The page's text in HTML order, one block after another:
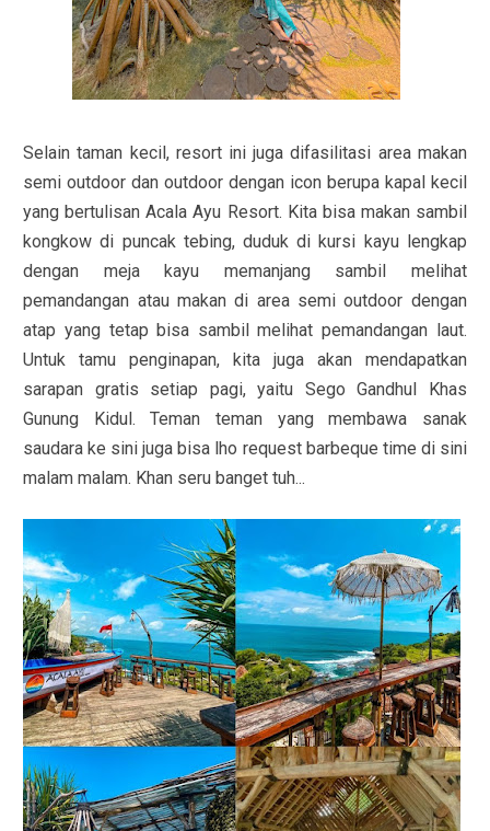
Selain taman kecil, resort ini juga difasilitasi area makan
semi outdoor dan outdoor dengan icon berupa kapal kecil
yang bertulisan Acala Ayu Resort. Kita bisa makan sambil
kongkow di puncak tebing, duduk di kursi kayu lengkap
dengan meja kayu memanjang sambil melihat
pemandangan atau makan di area semi outdoor dengan
atap yang tetap bisa sambil melihat pemandangan laut.
Untuk tamu penginapan, kita juga akan mendapatkan
sarapan gratis setiap pagi, yaitu Sego Gandhul Khas
Gunung Kidul. Teman teman yang membawa sanak
saudara ke sini juga bisa lho request barbeque time di sini
malam malam. Khan seru banget tuh...